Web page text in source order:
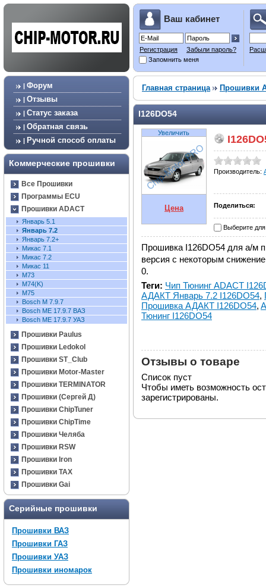
Ваш кабинет
Регистрация
Забыли пароль?
Запомнить меня
| Форум
| Отзывы
| Статус заказа
| Обратная связь
| Ручной способ оплаты
Коммерческие прошивки
Все Прошивки
Программы ECU
Прошивки ADACT
Январь 5.1
Январь 7.2
Январь 7.2+
Микас 7.1
Микас 7.2
Микас 11
М73
М74(K)
М75
Bosch M 7.9.7
Bosch ME 17.9.7 ВАЗ
Bosch ME 17.9.7 УАЗ
Прошивки Paulus
Прошивки Ledokol
Прошивки ST_Club
Прошивки Motor-Master
Прошивки TERMINATOR
Прошивки (Сергей Д)
Прошивки ChipTuner
Прошивки ChipTime
Прошивки Челяба
Прошивки RSW
Прошивки Iron
Прошивки TAX
Прошивки Gai
Серийные прошивки
Прошивки ВАЗ
Прошивки ГАЗ
Прошивки УАЗ
Прошивки иномарок
Главная страница Прошивки
I126DO54
Увеличить
Цена
Производитель:
Поделиться:
Выберите
Прошивка I126DO54 для а/м
версия с некоторым
0.
Теги: Чип Тюнинг ADACT
АДАКТ Январь 7.2 I126DO54,
Прошивка АДАКТ I126DO54,
Тюнинг I126DO54
Отзывы о товаре
Список пуст
Чтобы иметь возможность
зарегистрированы.